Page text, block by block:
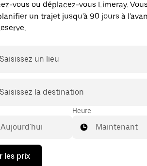
vous ou déplacez-vous Limeray.
un trajet jusqu'à 90 jours à
Saisissez un lieu
Saisissez la destination
Heure
Maintenant
les prix